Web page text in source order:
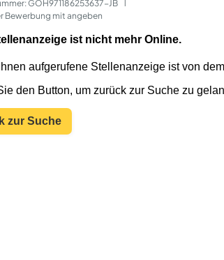
GOH971186253637-JB
Bewerbung mit angeben